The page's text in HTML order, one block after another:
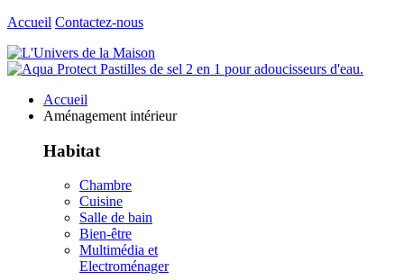
Accueil Contactez-nous
Accueil
Aménagement intérieur
Habitat
Chambre
Cuisine
Salle de bain
Bien-être
Multimédia et
Electroménager